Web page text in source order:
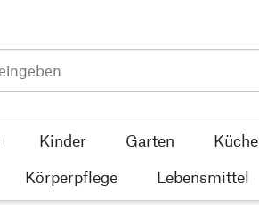
Kinder Garten Küche
Körperpflege Lebensmittel